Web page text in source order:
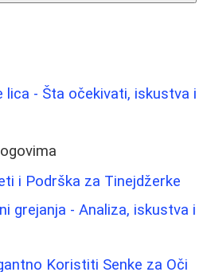
lica - Šta očekivati, iskustva i
i Podrška za Tinejdžerke
grejanja - Analiza, iskustva i
Koristiti Senke za Oči